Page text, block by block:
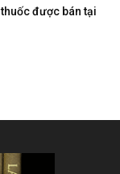
được bán tại